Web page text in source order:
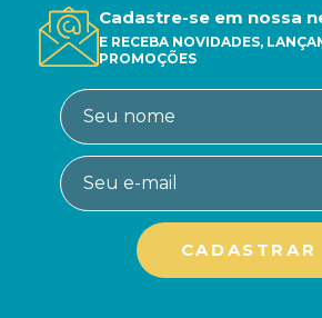
Cadastre-se em nossa
E RECEBA NOVIDADES,
PROMOÇÕES